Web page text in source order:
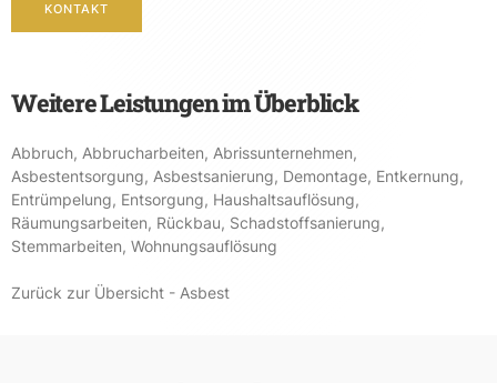
KONTAKT
Weitere Leistungen im Überblick
Abbruch, Abbrucharbeiten, Abrissunternehmen,
Asbestentsorgung, Asbestsanierung, Demontage, Entkernung,
Entrümpelung, Entsorgung, Haushaltsauflösung,
Räumungsarbeiten, Rückbau, Schadstoffsanierung,
Stemmarbeiten, Wohnungsauflösung
Zurück zur Übersicht - Asbest